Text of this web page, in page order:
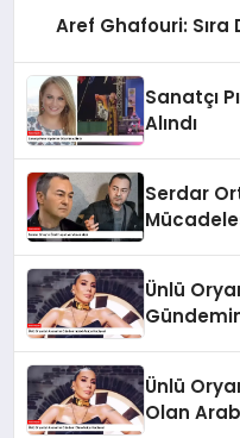
Aref Ghafouri: Sıra
Sanatçı
Alındı
Serdar
Ünlü
Ünlü
Olan